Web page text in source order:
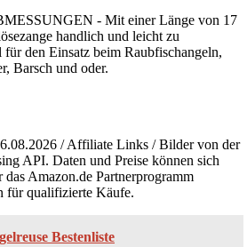
- Mit einer Länge von 17
handlich und leicht zu
für den Einsatz beim Raubfischangeln,
Barsch und oder.
/ Affiliate Links / Bilder von der
API. Daten und Preise können sich
das Amazon.de Partnerprogramm
für qualifizierte Käufe.
Bestenliste